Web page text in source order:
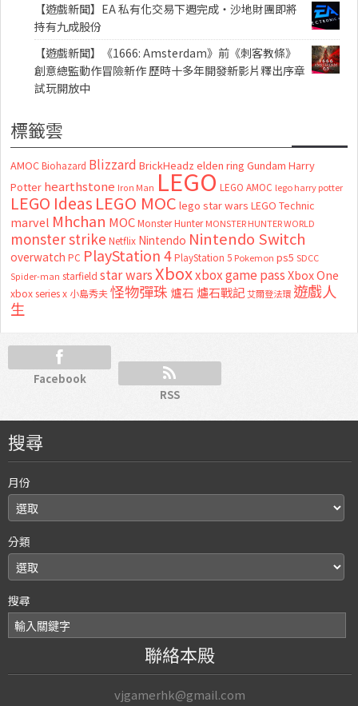
【遊戲新聞】EA 私有化交易下週完成・沙地財團即將
持有九成股份
【遊戲新聞】《1666: Amsterdam》前《刺客教條》
創意總監動作冒險新作 歷時十多年開發新影片釋出序章
試玩開放中
標籤雲
AMOC Biohazard Blizzard BrickHeadz elden ring Gundam Harry
Potter hearthstone Iron Man LEGO LEGO AMOC lego harry potter
LEGO Ideas LEGO MOC lego star wars LEGO Technic
marvel Mhchan MOC Monster Hunter MONSTER HUNTER WORLD
monster strike Netflix Nintendo Nintendo Switch
overwatch PC PlayStation 4 PlayStation 5 Pokemon ps5 SDCC
Spider-man starfield star warsXboxxbox game passXbox One
xbox series x 小島秀夫怪物彈珠 爐石 爐石戰記艾爾登法環 遊戲人
生
Facebook
RSS
搜尋
月份
分類
搜尋
聯絡本殿
vjgamerhk@gmail.com